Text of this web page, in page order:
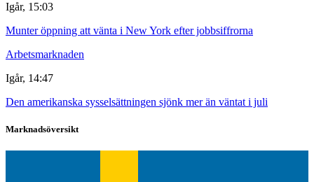
Igår, 15:03
Munter öppning att vänta i New York efter jobbsiffrorna
Arbetsmarknaden
Igår, 14:47
Den amerikanska sysselsättningen sjönk mer än väntat i juli
Marknadsöversikt